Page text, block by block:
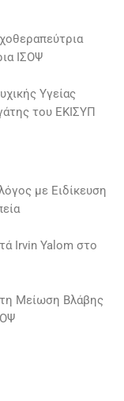
ΙΣΟΨ
Υγείας
του ΕΚΙΣΥΠ
με Ειδίκευση
Irvin Yalom στο
Μείωση Βλάβης